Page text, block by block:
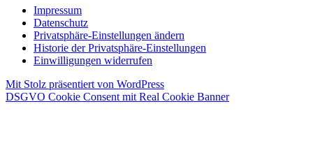
Impressum
Datenschutz
Privatsphäre-Einstellungen ändern
Historie der Privatsphäre-Einstellungen
Einwilligungen widerrufen
Mit Stolz präsentiert von WordPress
DSGVO Cookie Consent mit Real Cookie Banner